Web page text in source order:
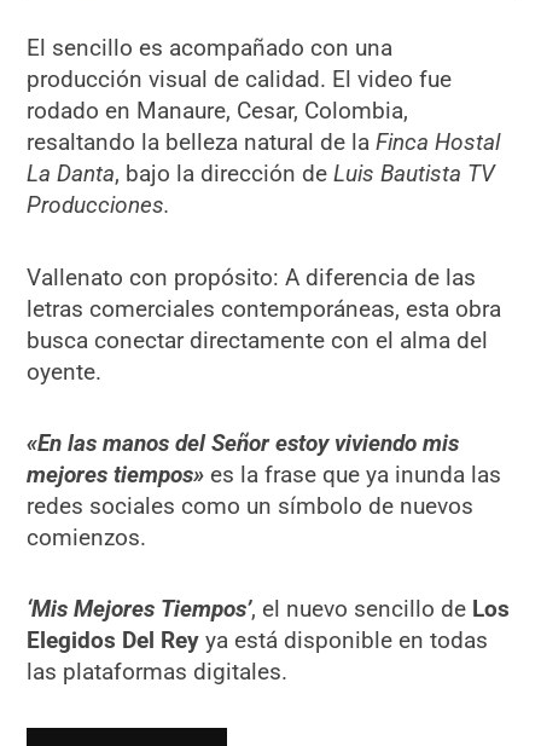
El sencillo es acompañado con una
producción visual de calidad. El video fue
rodado en Manaure, Cesar, Colombia,
resaltando la belleza natural de laFinca Hostal
La Danta, bajo la dirección deLuis Bautista TV
Producciones.
​Vallenato con propósito: A diferencia de las
letras comerciales contemporáneas, esta obra
busca conectar directamente con el alma del
oyente.
​«En las manos del Señor estoy viviendo mis
mejores tiempos» es la frase que ya inunda las
redes sociales como un símbolo de nuevos
comienzos.
‘Mis Mejores Tiempos’, el nuevo sencillo de Los
Elegidos Del Rey ya está disponible en todas
las plataformas digitales.